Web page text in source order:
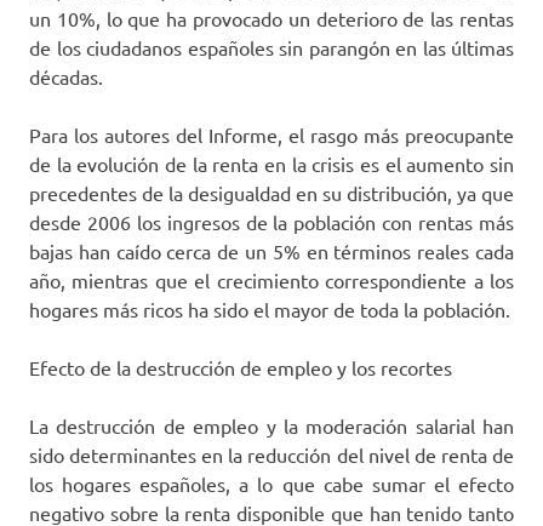
un 10%, lo que ha provocado un deterioro de las rentas
de los ciudadanos españoles sin parangón en las últimas
décadas.
Para los autores del Informe, el rasgo más preocupante
de la evolución de la renta en la crisis es el aumento sin
precedentes de la desigualdad en su distribución, ya que
desde 2006 los ingresos de la población con rentas más
bajas han caído cerca de un 5% en términos reales cada
año, mientras que el crecimiento correspondiente a los
hogares más ricos ha sido el mayor de toda la población.
Efecto de la destrucción de empleo y los recortes
La destrucción de empleo y la moderación salarial han
sido determinantes en la reducción del nivel de renta de
los hogares españoles, a lo que cabe sumar el efecto
negativo sobre la renta disponible que han tenido tanto